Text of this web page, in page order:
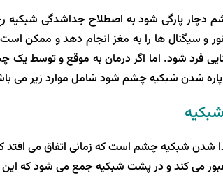
دچار پارگی شود به اصطلاح جداشدگی شبکیه
نور و سیگنال ها را به مغز انجام دهد و ممکن
فرد شود. اما اگر درمان به موقع و توسط
شدن شبکیه چشم شود شامل موارد زیر می
شدن شبکیه چشم است که زمانی اتفاق می افتد
می کند و در پشت شبکیه جمع می شود که